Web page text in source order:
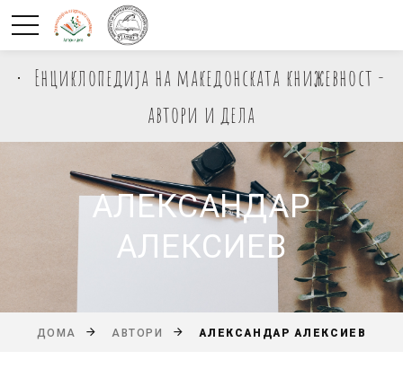
Енциклопедија на македонската книжевност -
автори и дела
АЛЕКСАНДАР
АЛЕКСИЕВ
ДОМА АВТОРИ АЛЕКСАНДАР АЛЕКСИЕВ